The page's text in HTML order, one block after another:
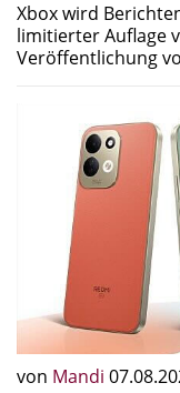
Xbox wird
limitierter Auflage
Veröffentlichung
von Mandi